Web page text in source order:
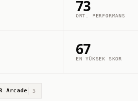
73
ORT. PERFORMANS
67
EN YÜKSEK SKOR
Arcade 3